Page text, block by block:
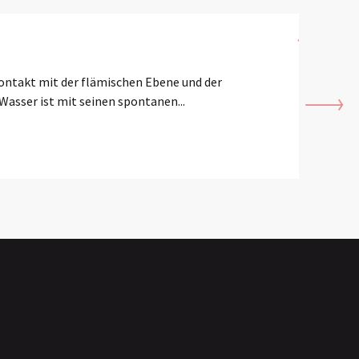
mit der flämischen Ebene und der
ist mit seinen spontanen...